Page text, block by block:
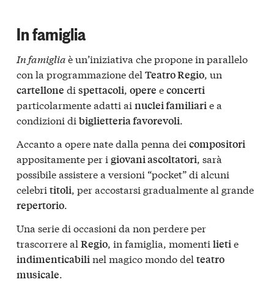
In famiglia
In famigliaè un’iniziativa che propone in parallelo
con la programmazione del Teatro Regio, un
cartellone di spettacoli, opere econcerti
particolarmente adatti ai nuclei familiarie a
condizioni di biglietteria favorevoli.
Accanto a opere nate dalla penna dei compositori
appositamente per i giovani ascoltatori, sarà
possibile assistere a versioni “pocket” di alcuni
celebri titoli, per accostarsi gradualmente al grande
repertorio.
Una serie di occasioni da non perdere per
trascorrere al Regio , in famiglia, momenti lieti e
indimenticabili nel magico mondo del teatro
musicale